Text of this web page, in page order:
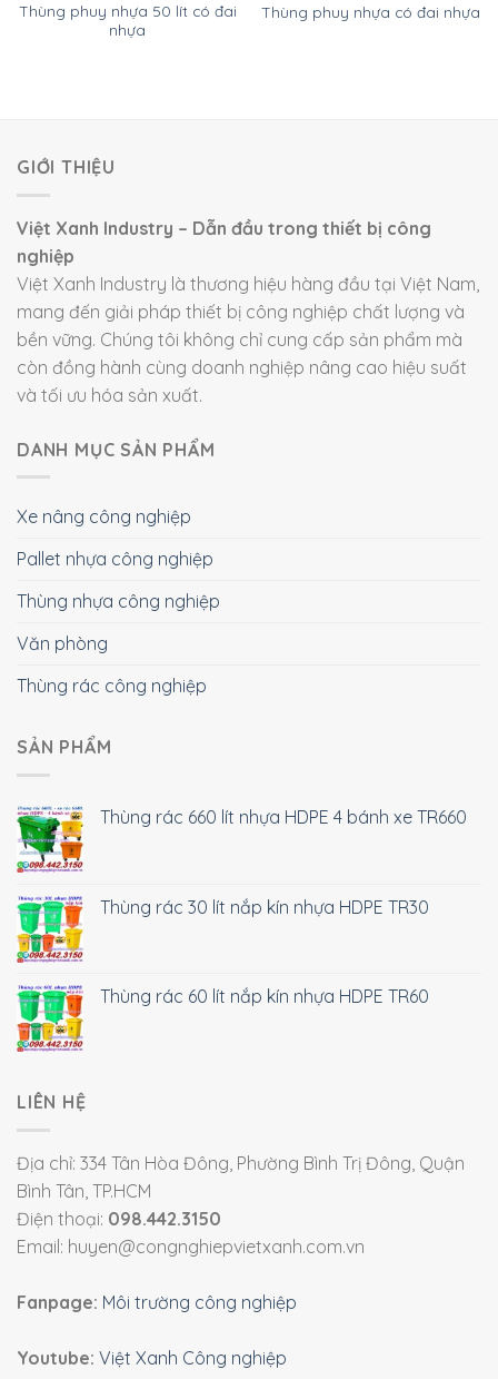
Thùng phuy nhựa 50 lít có đai
nhựa
Thùng phuy nhựa có đai nhựa
GIỚI THIỆU
Việt Xanh Industry – Dẫn đầu trong thiết bị công
nghiệp
Việt Xanh Industry là thương hiệu hàng đầu tại Việt Nam,
mang đến giải pháp thiết bị công nghiệp chất lượng và
bền vững. Chúng tôi không chỉ cung cấp sản phẩm mà
còn đồng hành cùng doanh nghiệp nâng cao hiệu suất
và tối ưu hóa sản xuất.
DANH MỤC SẢN PHẨM
Xe nâng công nghiệp
Pallet nhựa công nghiệp
Thùng nhựa công nghiệp
Văn phòng
Thùng rác công nghiệp
SẢN PHẨM
Thùng rác 660 lít nhựa HDPE 4 bánh xe TR660
Thùng rác 30 lít nắp kín nhựa HDPE TR30
Thùng rác 60 lít nắp kín nhựa HDPE TR60
LIÊN HỆ
Địa chỉ: 334 Tân Hòa Đông, Phường Bình Trị Đông, Quận
Bình Tân, TP.HCM
Điện thoại: 098.442.3150
Email: huyen@congnghiepvietxanh.com.vn
Fanpage: Môi trường công nghiệp
Youtube: Việt Xanh Công nghiệp